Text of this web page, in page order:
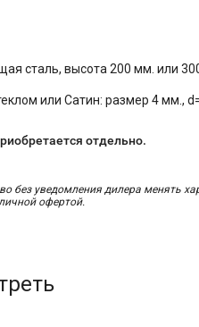
сталь, высота 200 мм. или
или Сатин: размер 4 мм.,
отдельно.
без уведомления дилера менять
офертой.